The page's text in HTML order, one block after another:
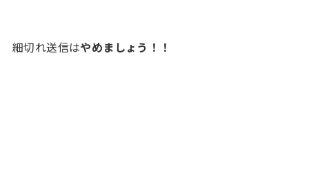
細切れ送信はやめましょう！！